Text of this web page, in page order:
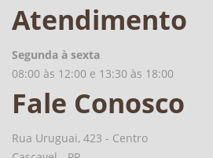
Atendimento
Segunda à sexta
08:00 às 12:00 e 13:30 às 18:00
Fale Conosco
Rua Uruguai, 423 - Centro